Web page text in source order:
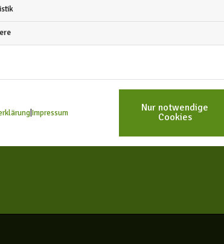
Impressum
Nur notwendige
Cookies